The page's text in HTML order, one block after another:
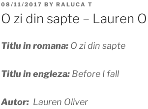
POSTED
ON
08/11/2017 BY RALUCA T
O zi din sapte – Lauren
Titlu in romana: O zi din sapte
Titlu in engleza: Before I fall
Autor: Lauren Oliver